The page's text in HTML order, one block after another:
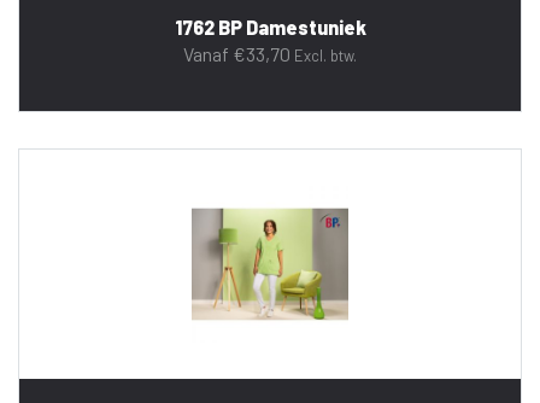
1762 BP Damestuniek
Vanaf €33,70 Excl. btw.